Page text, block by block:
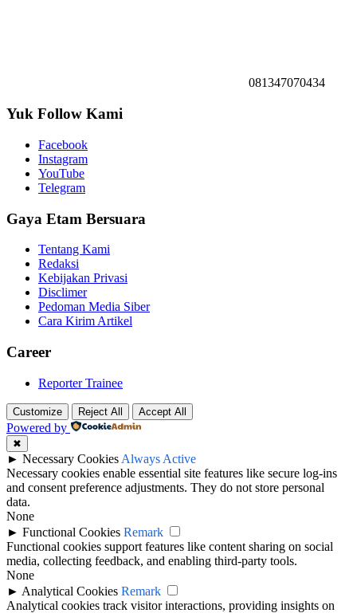
081347070434
Yuk Follow Kami
Facebook
Instagram
YouTube
Telegram
Gaya Etam Bersuara
Tentang Kami
Redaksi
Kebijakan Privasi
Disclimer
Pedoman Media Siber
Cara Kirim Artikel
Career
Reporter Trainee
Customize Reject All Accept All
Powered by
✖
► Necessary Cookies Always Active
Necessary cookies enable essential site features like secure log-ins
and consent preference adjustments. They do not store personal
data.
None
► Functional Cookies Remark
Functional cookies support features like content sharing on social
media, collecting feedback, and enabling third-party tools.
None
► Analytical Cookies Remark
Analytical cookies track visitor interactions, providing insights on